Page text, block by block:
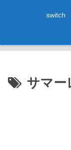
switch
サマー